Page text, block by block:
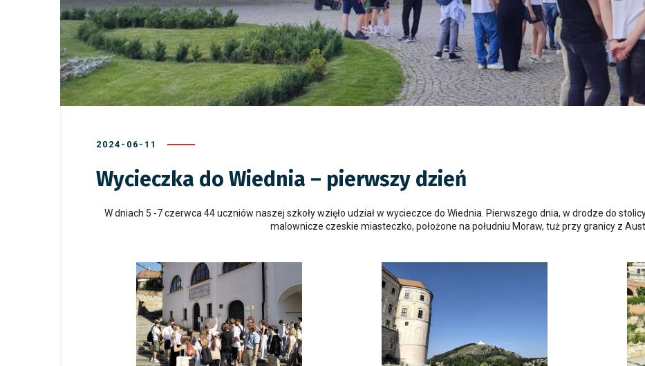
2024-06-11
Wycieczka do Wiednia – pierwszy dzień
W dniach 5 -7 czerwca 44 uczniów naszej szkoły wzięło udział w wycieczce do Wiednia. Pierwszego dnia, w drodze do
malownicze czeskie miasteczko, położone na południu Moraw, tuż przy granicy z